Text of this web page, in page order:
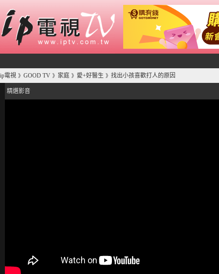
ip電視 》 GOOD TV 》 家庭 》 愛+好醫生 》 找出小孩喜歡打人的原因
精選影音